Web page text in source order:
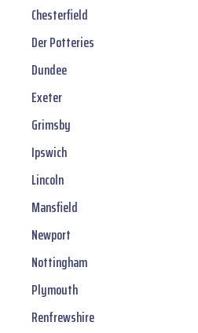
Chesterfield
Der Potteries
Dundee
Exeter
Grimsby
Ipswich
Lincoln
Mansfield
Newport
Nottingham
Plymouth
Renfrewshire